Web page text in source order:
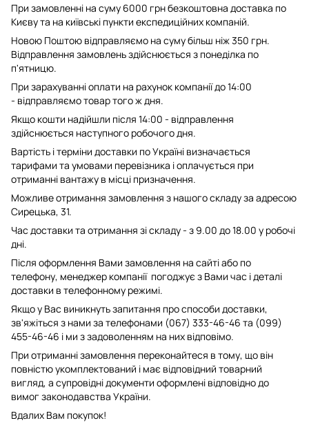
При замовленні на суму 6000 грн безкоштовна доставка по
Києву та на київські пункти експедиційних компаній.
Новою Поштою відправляємо на суму більш ніж 350 грн.
Відправлення замовлень здійснюється з понеділка по
п'ятницю.
При зарахуванні оплати на рахунок компанії до 14:00
- відправляємо товар того ж дня.
Якщо кошти надійшли після 14:00 - відправлення
здійснюється наступного робочого дня.
Вартість і терміни доставки по Україні визначається
тарифами та умовами перевізника і оплачується при
отриманні вантажу в місці призначення.
Можливе отримання замовлення з нашого складу за адресою
Сирецька, 31.
Час доставки та отримання зі складу - з 9.00 до 18.00 у робочі
дні.
Після оформлення Вами замовлення на сайті або по
телефону, менеджер компанії погоджує з Вами час і деталі
доставки в телефонному режимі.
Якщо у Вас виникнуть запитання про способи доставки,
зв'яжіться з нами за телефонами (067) 333-46-46 та (099)
455-46-46 і ми з задоволенням на них відповімо.
При отриманні замовлення переконайтеся в тому, що він
повністю укомплектований і має відповідний товарний
вигляд, а супровідні документи оформлені відповідно до
вимог законодавства України.
Вдалих Вам покупок!